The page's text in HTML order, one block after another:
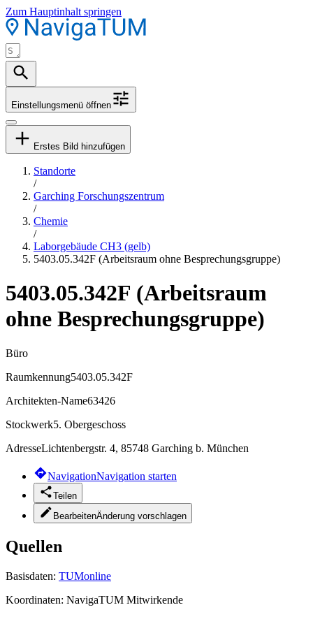
Zum Hauptinhalt springen
Einstellungsmenü öffnen
Erstes Bild hinzufügen
Standorte
/
Garching Forschungszentrum
/
Chemie
/
Laborgebäude CH3 (gelb)
5403.05.342F (Arbeitsraum ohne Besprechungsgruppe)
5403.05.342F (Arbeitsraum
ohne Besprechungsgruppe)
Büro
Raumkennung5403.05.342F
Architekten-Name63426
Stockwerk5. Obergeschoss
AdresseLichtenbergstr. 4, 85748 Garching b. München
NavigationNavigation starten
Teilen
BearbeitenÄnderung vorschlagen
Quellen
Basisdaten: TUMonline
Koordinaten: NavigaTUM Mitwirkende